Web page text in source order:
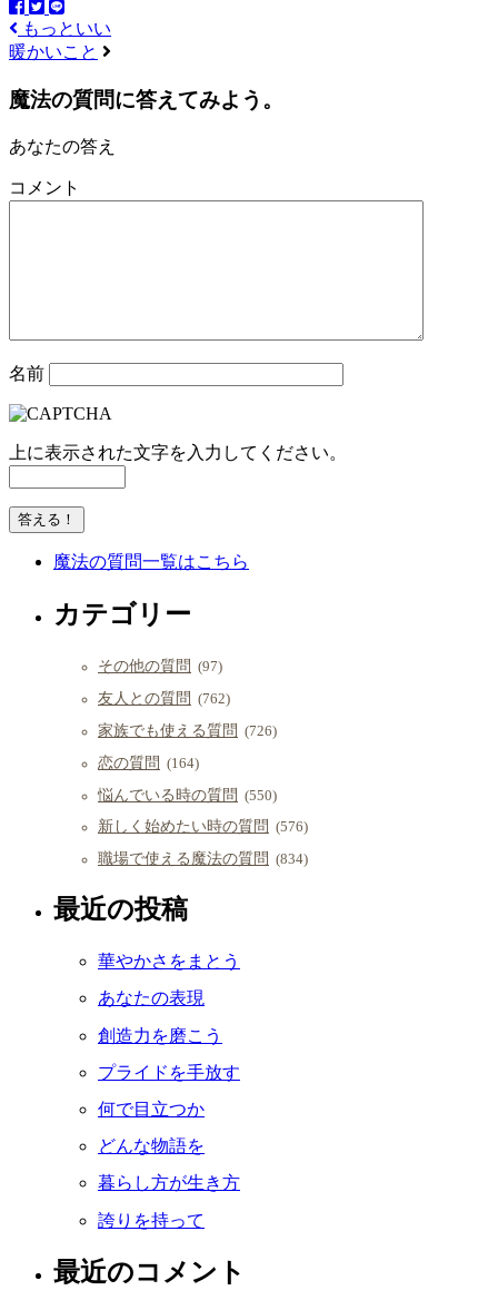
もっといい
暖かいこと
魔法の質問に答えてみよう。
あなたの答え
コメント
名前
上に表示された文字を入力してください。
魔法の質問一覧はこちら
カテゴリー
その他の質問 (97)
友人との質問 (762)
家族でも使える質問 (726)
恋の質問 (164)
悩んでいる時の質問 (550)
新しく始めたい時の質問 (576)
職場で使える魔法の質問 (834)
最近の投稿
華やかさをまとう
あなたの表現
創造力を磨こう
プライドを手放す
何で目立つか
どんな物語を
暮らし方が生き方
誇りを持って
最近のコメント